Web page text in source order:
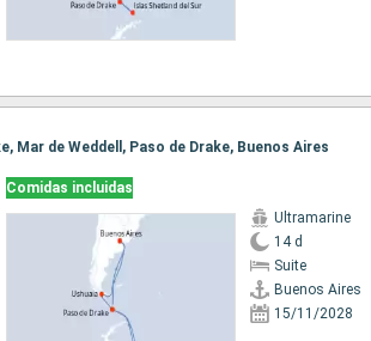
Mar de Weddell, Paso de Drake, Buenos Aires
Comidas incluidas
Ultramarine
14 d
Suite
Buenos Aires
15/11/2028